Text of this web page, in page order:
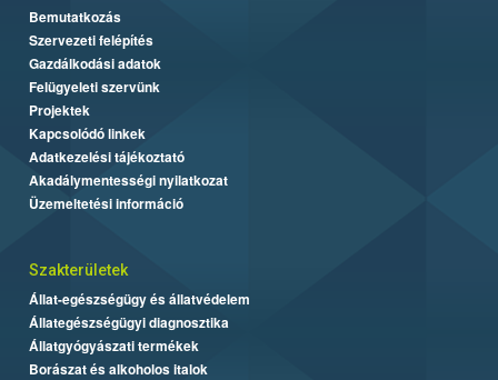
Bemutatkozás
Szervezeti felépítés
Gazdálkodási adatok
Felügyeleti szervünk
Projektek
Kapcsolódó linkek
Adatkezelési tájékoztató
Akadálymentességi nyilatkozat
Üzemeltetési információ
Szakterületek
Állat-egészségügy és állatvédelem
Állategészségügyi diagnosztika
Állatgyógyászati termékek
Borászat és alkoholos italok